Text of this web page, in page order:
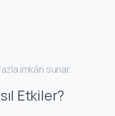
imkân sunar.
Etkiler?